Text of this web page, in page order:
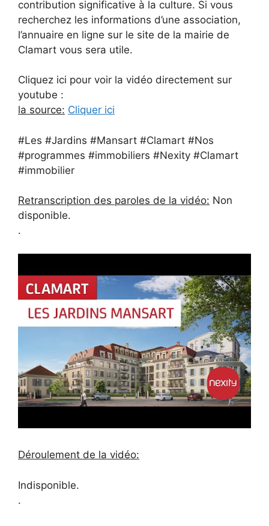
contribution significative à la culture. Si vous
recherchez les informations d’une association,
l’annuaire en ligne sur le site de la mairie de
Clamart vous sera utile.
Cliquez ici pour voir la vidéo directement sur
youtube :
la source: Cliquer ici
#Les #Jardins #Mansart #Clamart #Nos
#programmes #immobiliers #Nexity #Clamart
#immobilier
Retranscription des paroles de la vidéo: Non
disponible.
.
Déroulement de la vidéo:
Indisponible.
.